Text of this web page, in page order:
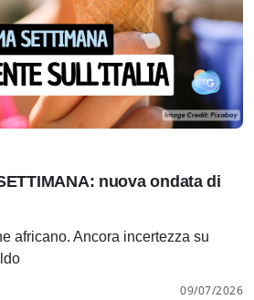
nuova ondata di
africano. Ancora incertezza su
09/07/2026